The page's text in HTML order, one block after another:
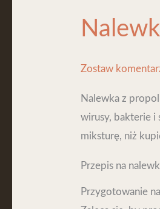
Zostaw
Nalewka z
wirusy, bakterie i
miksturę, niż
Przepis na
Przygotowanie
propolisu